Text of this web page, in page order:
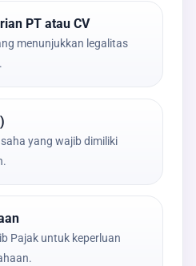
PT atau CV
menunjukkan legalitas
yang wajib dimiliki
Pajak untuk keperluan